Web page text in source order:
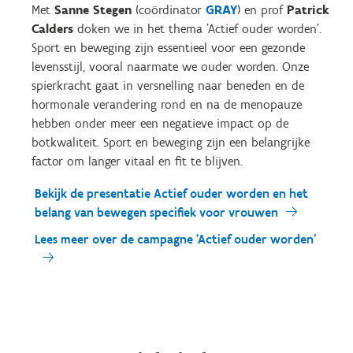
Met Sanne Stegen (coördinator GRAY) en prof Patrick
Calders doken we in het thema 'Actief ouder worden'.
Sport en beweging zijn essentieel voor een gezonde
levensstijl, vooral naarmate we ouder worden. Onze
spierkracht gaat in versnelling naar beneden en de
hormonale verandering rond en na de menopauze
hebben onder meer een negatieve impact op de
botkwaliteit. Sport en beweging zijn een belangrijke
factor om langer vitaal en fit te blijven.
Bekijk de presentatie Actief ouder worden en het
belang van bewegen specifiek voor vrouwen
Lees meer over de campagne 'Actief ouder worden'